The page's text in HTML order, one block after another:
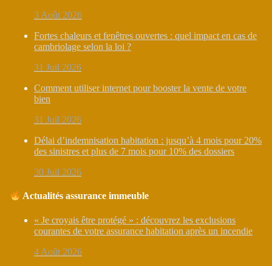
3 Août 2026
Fortes chaleurs et fenêtres ouvertes : quel impact en cas de
cambriolage selon la loi ?
31 Juil 2026
Comment utiliser internet pour booster la vente de votre
bien
31 Juil 2026
Délai d’indemnisation habitation : jusqu’à 4 mois pour 20%
des sinistres et plus de 7 mois pour 10% des dossiers
30 Juil 2026
Actualités assurance immeuble
« Je croyais être protégé » : découvrez les exclusions
courantes de votre assurance habitation après un incendie
4 Août 2026